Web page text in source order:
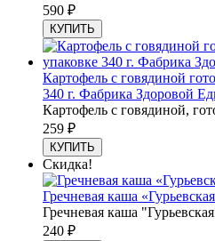
590 ₽
КУПИТЬ
Картофель с говядиной
340 г. Фабрика Здоровой
Картофель с говядиной,
259 ₽
КУПИТЬ
Скидка!
Гречневая каша
Гречневая каша
240 ₽